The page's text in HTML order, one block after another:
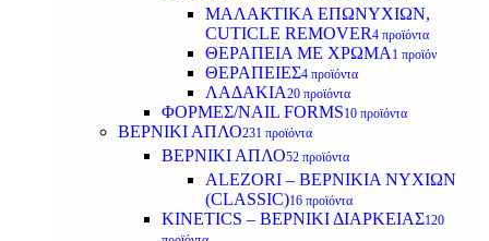
ΜΑΛΑΚΤΙΚΑ ΕΠΩΝΥΧΙΩΝ,
CUTICLE REMOVER4 προϊόντα
ΘΕΡΑΠΕΙΑ ΜΕ ΧΡΩΜΑ 1 προϊόν
ΘΕΡΑΠΕΙΕΣ4 προϊόντα
ΛΑΔΑΚΙΑ20 προϊόντα
ΦΟΡΜΕΣ/NAIL FORMS10 προϊόντα
ΒΕΡΝΙΚΙ ΑΠΛΟ231 προϊόντα
ΒΕΡΝΙΚΙ ΑΠΛΟ52 προϊόντα
ALEZORI – ΒΕΡΝΙΚΙΑ ΝΥΧΙΩΝ
(CLASSIC)16 προϊόντα
KINETICS – ΒΕΡΝΙΚΙ ΔΙΑΡΚΕΙΑΣ120